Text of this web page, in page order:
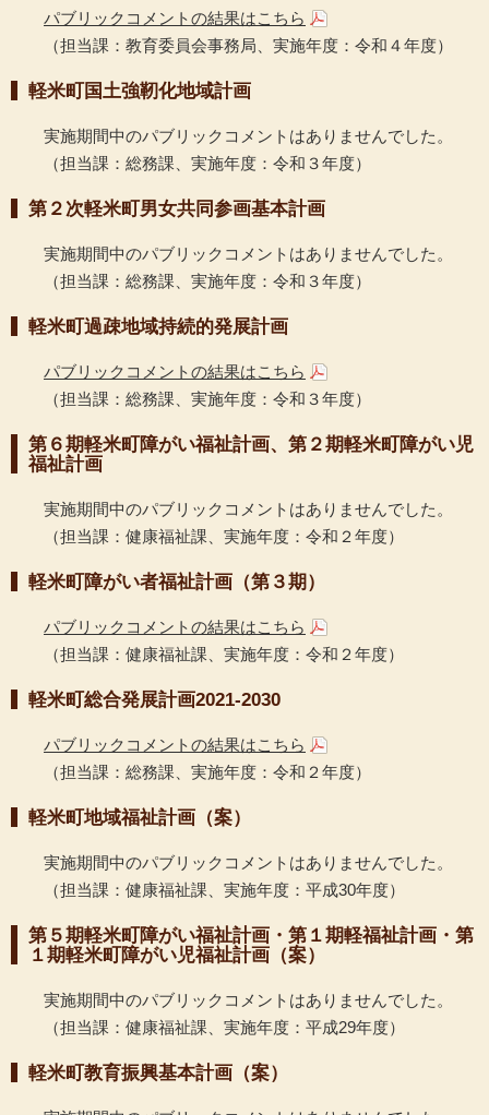
パブリックコメントの結果はこちら
（担当課：教育委員会事務局、実施年度：令和４年度）
軽米町国土強靭化地域計画
実施期間中のパブリックコメントはありませんでした。
（担当課：総務課、実施年度：令和３年度）
第２次軽米町男女共同参画基本計画
実施期間中のパブリックコメントはありませんでした。
（担当課：総務課、実施年度：令和３年度）
軽米町過疎地域持続的発展計画
パブリックコメントの結果はこちら
（担当課：総務課、実施年度：令和３年度）
第６期軽米町障がい福祉計画、第２期軽米町障がい児
福祉計画
実施期間中のパブリックコメントはありませんでした。
（担当課：健康福祉課、実施年度：令和２年度）
軽米町障がい者福祉計画（第３期）
パブリックコメントの結果はこちら
（担当課：健康福祉課、実施年度：令和２年度）
軽米町総合発展計画2021-2030
パブリックコメントの結果はこちら
（担当課：総務課、実施年度：令和２年度）
軽米町地域福祉計画（案）
実施期間中のパブリックコメントはありませんでした。
（担当課：健康福祉課、実施年度：平成30年度）
第５期軽米町障がい福祉計画・第１期軽福祉計画・第
１期軽米町障がい児福祉計画（案）
実施期間中のパブリックコメントはありませんでした。
（担当課：健康福祉課、実施年度：平成29年度）
軽米町教育振興基本計画（案）